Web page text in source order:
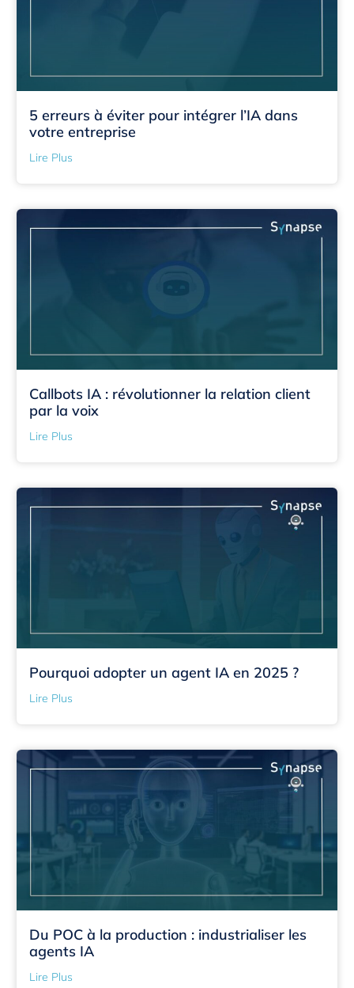
5 erreurs à éviter pour intégrer l’IA dans
votre entreprise
Lire Plus
Callbots IA : révolutionner la relation client
par la voix
Lire Plus
Pourquoi adopter un agent IA en 2025 ?
Lire Plus
Du POC à la production : industrialiser les
agents IA
Lire Plus